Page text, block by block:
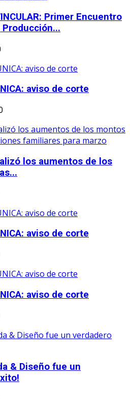
Primer Encuentro
aviso de corte
los aumentos de los
aviso de corte
aviso de corte
& Diseño fue un